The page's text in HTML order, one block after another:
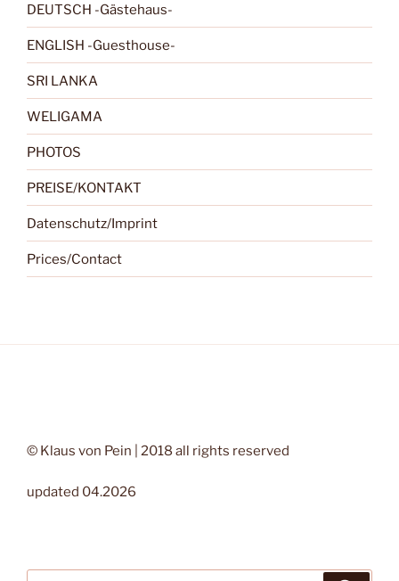
DEUTSCH -Gästehaus-
ENGLISH -Guesthouse-
SRI LANKA
WELIGAMA
PHOTOS
PREISE/KONTAKT
Datenschutz/Imprint
Prices/Contact
© Klaus von Pein | 2018 all rights reserved
updated 04.2026